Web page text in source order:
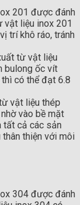
201 được đánh
vật liệu inox 201
trí khô ráo, tránh
từ vật liệu
bulong ốc vít
có thể đạt 6.8
vật liệu thép
vào bề mặt
tất cả các sản
thiện với môi
304 được đánh